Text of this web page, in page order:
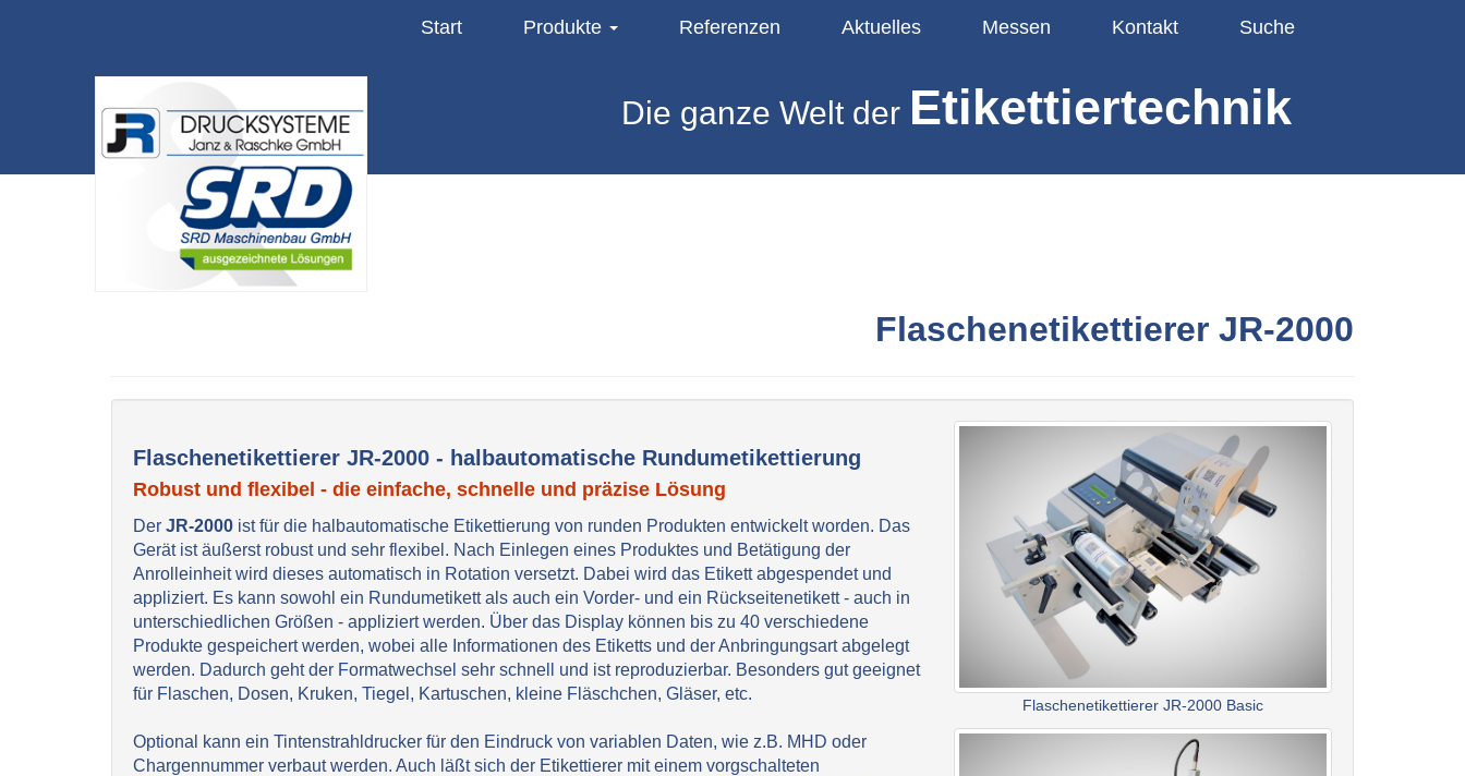
Start Produkte Referenzen Aktuelles Messen Kontakt Suche
Die ganze Welt der Etikettiertechnik
Flaschenetikettierer JR-2000
Flaschenetikettierer JR-2000 - halbautomatische Rundumetikettierung
Robust und flexibel - die einfache, schnelle und präzise Lösung
Der JR-2000 ist für die halbautomatische Etikettierung von runden Produkten entwickelt worden. Das
Gerät ist äußerst robust und sehr flexibel. Nach Einlegen eines Produktes und Betätigung der
Anrolleinheit wird dieses automatisch in Rotation versetzt. Dabei wird das Etikett abgespendet und
appliziert. Es kann sowohl ein Rundumetikett als auch ein Vorder- und ein Rückseitenetikett - auch in
unterschiedlichen Größen - appliziert werden. Über das Display können bis zu 40 verschiedene
Produkte gespeichert werden, wobei alle Informationen des Etiketts und der Anbringungsart abgelegt
werden. Dadurch geht der Formatwechsel sehr schnell und ist reproduzierbar. Besonders gut geeignet
für Flaschen, Dosen, Kruken, Tiegel, Kartuschen, kleine Fläschchen, Gläser, etc.
Optional kann ein Tintenstrahldrucker für den Eindruck von variablen Daten, wie z.B. MHD oder
Chargennummer verbaut werden. Auch läßt sich der Etikettierer mit einem vorgschalteten
Flaschenetikettierer JR-2000 Basic